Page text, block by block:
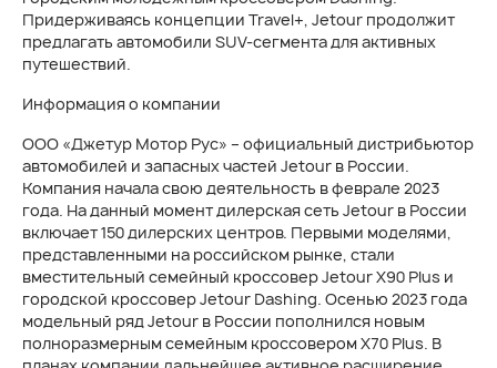
Придерживаясь концепции Travel+, Jetour продолжит
предлагать автомобили SUV-сегмента для активных
путешествий.
Информация о компании
ООО «Джетур Мотор Рус» – официальный дистрибьютор
автомобилей и запасных частей Jetour в России.
Компания начала свою деятельность в феврале 2023
года. На данный момент дилерская сеть Jetour в России
включает 150 дилерских центров. Первыми моделями,
представленными на российском рынке, стали
вместительный семейный кроссовер Jetour X90 Plus и
городской кроссовер Jetour Dashing. Осенью 2023 года
модельный ряд Jetour в России пополнился новым
полноразмерным семейным кроссовером X70 Plus. В